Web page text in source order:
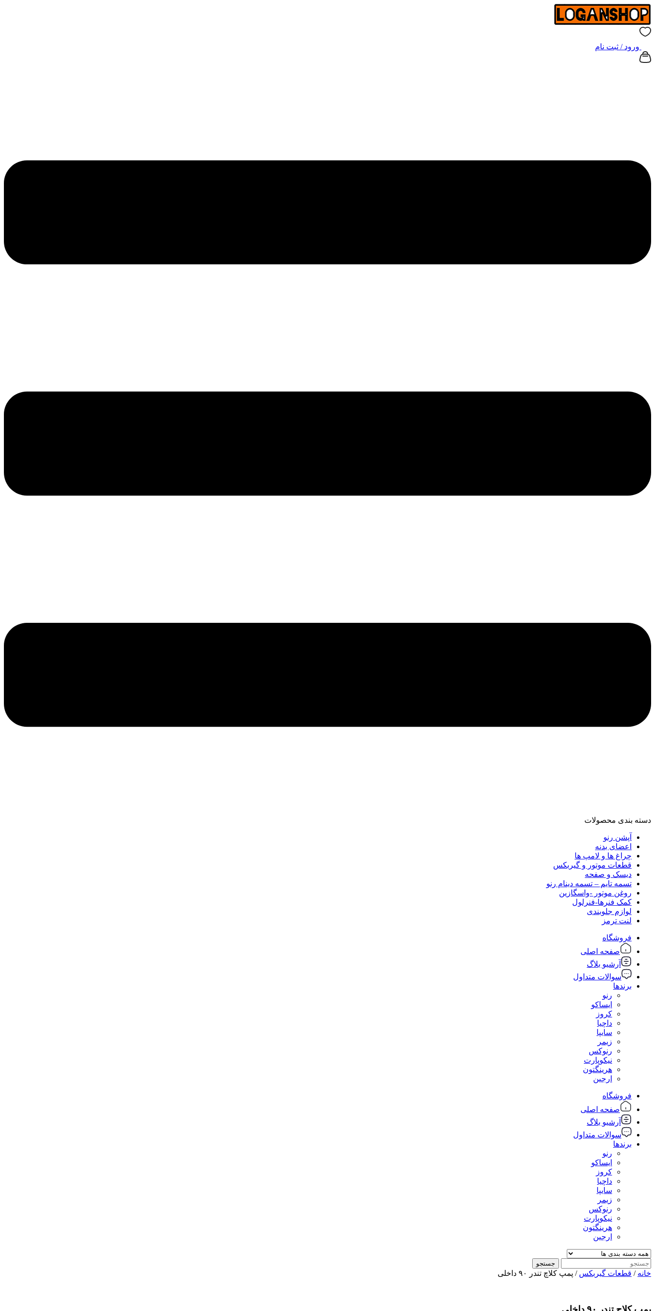
ورود / ثبت نام
دسته‌ بندی محصولات
آپشن رنو
اعضای بدنه
چراغ ها و لامپ ها
قطعات موتور و گیربکس
دیسک و صفحه
تسمه تایم – تسمه دینام رنو
روغن موتور -واسگازین
کمک فنرها-فنرلول
لوازم جلوبندی
لنت ترمز
فروشگاه
صفحه اصلی
آرشیو بلاگ
سوالات متداول
برندها
رنو
ایساکو
کروز
داچیا
سایپا
زیمر
رنوکس
نیکوپارت
هرینگتون
ارجین
فروشگاه
صفحه اصلی
آرشیو بلاگ
سوالات متداول
برندها
رنو
ایساکو
کروز
داچیا
سایپا
زیمر
رنوکس
نیکوپارت
هرینگتون
ارجین
جستجو
خانه / قطعات گیربکس / پمپ کلاچ تندر ۹۰ داخلی